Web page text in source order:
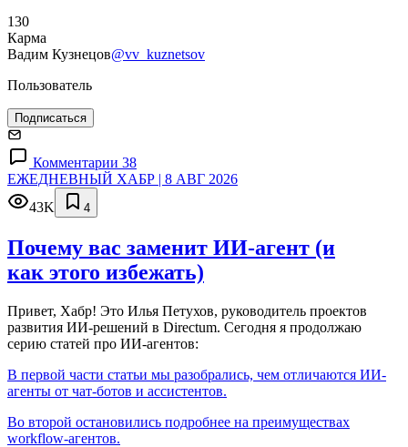
130
Карма
Вадим Кузнецов@vv_kuznetsov
Пользователь
Подписаться
Комментарии 38
ЕЖЕДНЕВНЫЙ ХАБР | 8 АВГ 2026
43K
4
Почему вас заменит ИИ‑агент (и
как этого избежать)
Привет, Хабр! Это Илья Петухов, руководитель проектов
развития ИИ-решений в Directum. Сегодня я продолжаю
серию статей про ИИ-агентов:
В первой части статьи мы разобрались, чем отличаются ИИ-
агенты от чат-ботов и ассистентов.
Во второй остановились подробнее на преимуществах
workflow-агентов.